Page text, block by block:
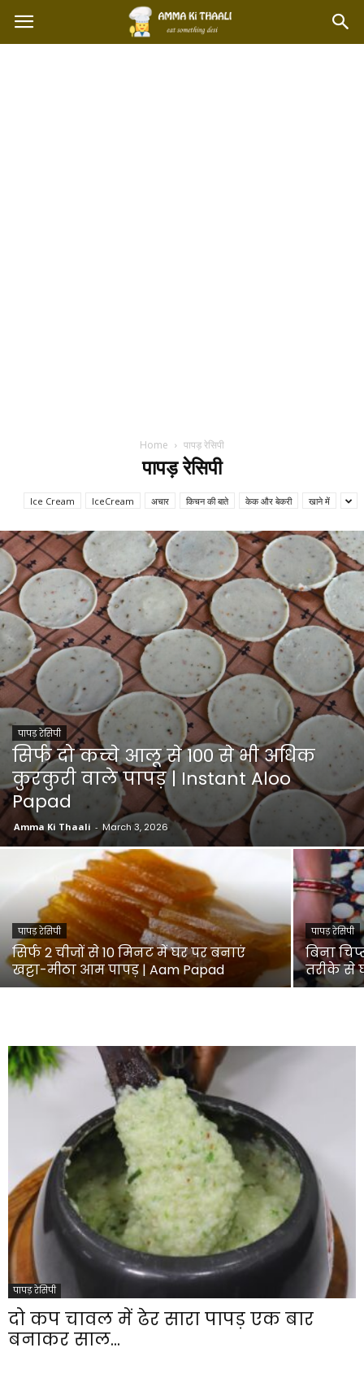
Home पापड़ रेसिपी
पापड़ रेसिपी
Ice Cream IceCream अचार किचन की बाते केक और बेकरी खाने में
पापड़ रेसिपी
सिर्फ दो कच्चे आलू से 100 से भी अधिक
कुरकुरी वाले पापड़ | Instant Aloo
Papad
Amma Ki Thaali - March 3, 2026
पापड़ रेसिपी
सिर्फ 2 चीजों से 10 मिनट में घर पर बनाएं
खट्टा-मीठा आम पापड़ | Aam Papad
पापड़ रेसिपी
बिना
तरीके से
पापड़ रेसिपी
दो कप चावल में ढेर सारा पापड़ एक बार
बनाकर साल...